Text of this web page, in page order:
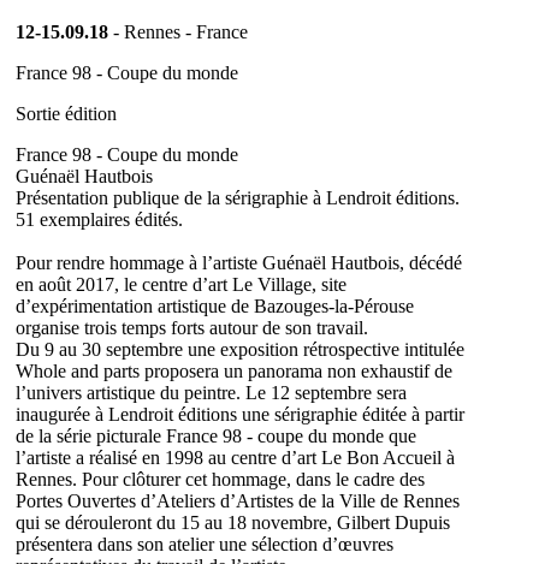
12-15.09.18 - Rennes - France
France 98 - Coupe du monde
Sortie édition
France 98 - Coupe du monde
Guénaël Hautbois
Présentation publique de la sérigraphie à Lendroit éditions.
51 exemplaires édités.
Pour rendre hommage à l’artiste Guénaël Hautbois, décédé
en août 2017, le centre d’art Le Village, site
d’expérimentation artistique de Bazouges-la-Pérouse
organise trois temps forts autour de son travail.
Du 9 au 30 septembre une exposition rétrospective intitulée
Whole and parts proposera un panorama non exhaustif de
l’univers artistique du peintre. Le 12 septembre sera
inaugurée à Lendroit éditions une sérigraphie éditée à partir
de la série picturale France 98 - coupe du monde que
l’artiste a réalisé en 1998 au centre d’art Le Bon Accueil à
Rennes. Pour clôturer cet hommage, dans le cadre des
Portes Ouvertes d’Ateliers d’Artistes de la Ville de Rennes
qui se dérouleront du 15 au 18 novembre, Gilbert Dupuis
présentera dans son atelier une sélection d’œuvres